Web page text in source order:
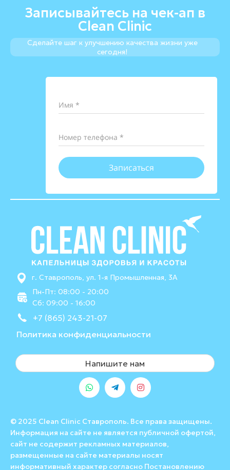
Записывайтесь на чек-ап в
Clean Clinic
Сделайте шаг к улучшению качества жизни уже
сегодня!
Имя *
Номер телефона *
Записаться
г. Ставрополь, ул. 1-я Промышленная, 3А
Пн-Пт: 08:00 - 20:00
Сб: 09:00 - 16:00
+7 (865) 243-21-07
Политика конфиденциальности
Напишите нам
© 2025 Clean Clinic Ставрополь. Все права защищены.
Информация на сайте не является публичной офертой,
сайт не содержит рекламных материалов,
размещенные на сайте материалы носят
информативный характер согласно Постановлению